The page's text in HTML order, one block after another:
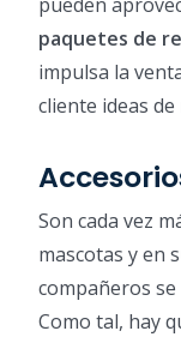
paquetes de
impulsa la
cliente ideas
Son cada vez
mascotas y en
compañeros
Como tal, hay